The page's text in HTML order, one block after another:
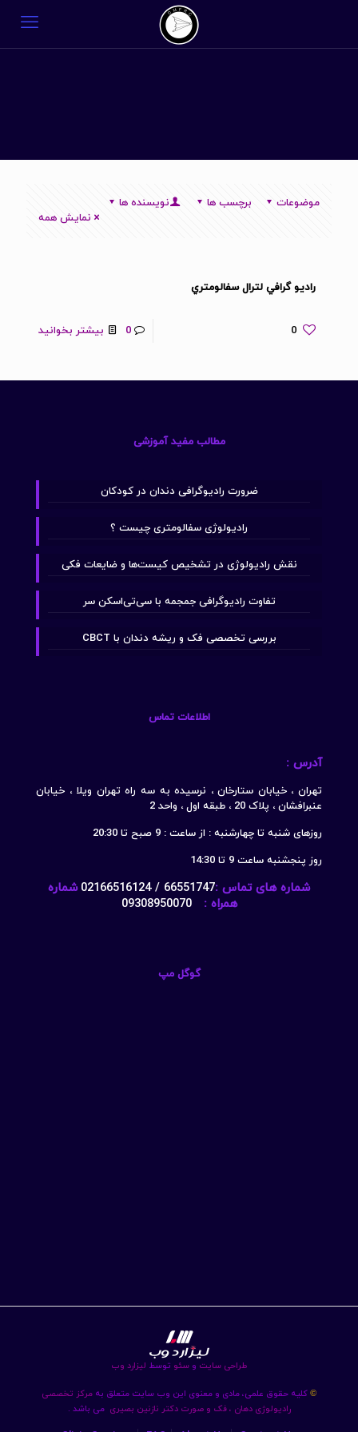
موضوعات برچسب ها
نویسنده ها
نمایش همه
راديو گرافي لترال سفالومتري
0
0 بیشتر بخوانید
مطالب مفید آموزشی
ضرورت رادیوگرافی دندان در کودکان
رادیولوژی سفالومتری چیست ؟
نقش رادیولوژی در تشخیص کیست‌ها و ضایعات فکی
تفاوت رادیوگرافی جمجمه با سی‌تی‌اسکن سر
بررسی تخصصی فک و ریشه دندان با CBCT
اطلاعات تماس
آدرس :
تهران ، خیابان ستارخان ، نرسیده به سه راه تهران ویلا ، خیابان
عنبرافشان ، پلاک 20 ، طبقه اول ، واحد 2
روزهای شنبه تا چهارشنبه : از ساعت : 9 صبح تا 20:30
روز پنجشنبه ساعت 9 تا 14:30
شماره های تماس :66551747 / 02166516124
شماره
همراه :
09308950070
گوگل مپ
طراحی سایت و سئو توسط لیزارد وب
© کلیه حقوق علمی، مادی و معنوی این وب سایت متعلق به مرکز تخصصی
رادیولوژی دهان ، فک و صورت دکتر نازنین بصیری می باشد .